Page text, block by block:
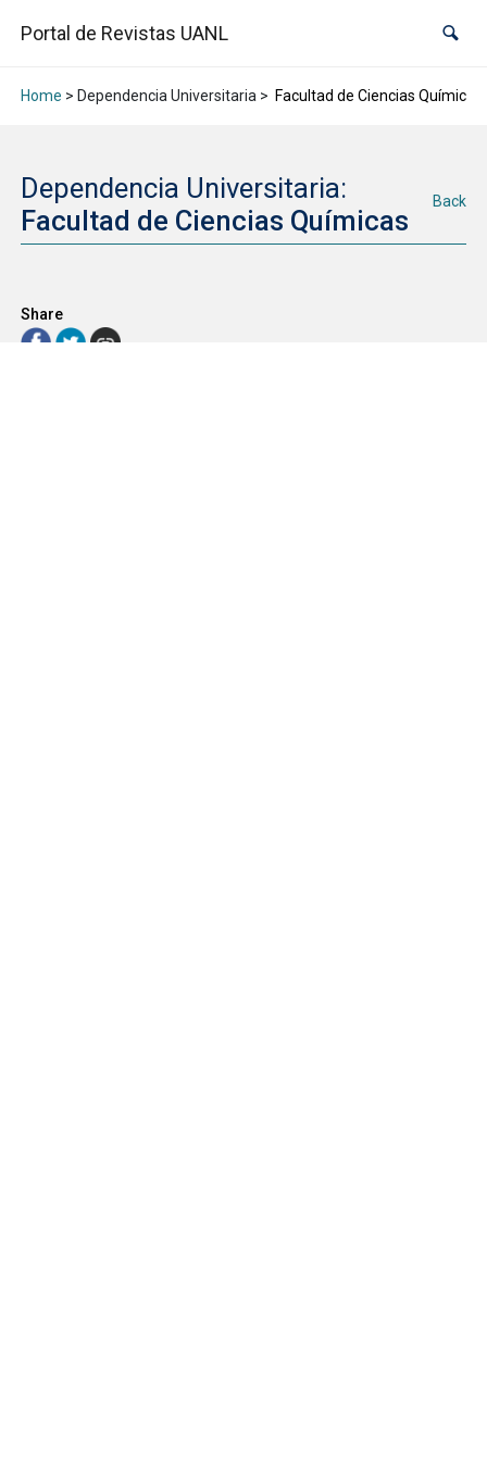
Portal de Revistas UANL
Home > Dependencia Universitaria > Facultad de Ciencias Químicas
Dependencia Universitaria:
Facultad de Ciencias Químicas
Back
Share